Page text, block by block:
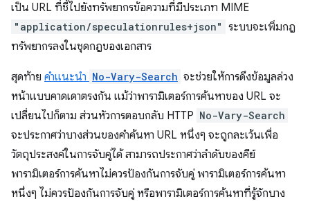
เป็น URL ที่ชี้ไปยังทรัพยากรข้อความที่มีประเภท MIME
"application/speculationrules+json" ระบบจะเพิ่มกฎ
ทรัพยากรลงในชุดกฎของเอกสาร
สุดท้าย คำแนะนำ No-Vary-Search จะช่วยให้การดึงข้อมูลล่วง
หน้าแบบคาดเดาตรงกัน แม้ว่าพารามิเตอร์การค้นหาของ URL จะ
เปลี่ยนไปก็ตาม ส่วนหัวการตอบกลับ HTTP No-Vary-Search
จะประกาศว่าบางส่วนของคำค้นหา URL หนึ่งๆ จะถูกละเว้นเพื่อ
วัตถุประสงค์ในการจับคู่ได้ สามารถประกาศว่าลําดับของคีย์
พารามิเตอร์การค้นหาไม่ควรป้องกันการจับคู่ พารามิเตอร์การค้นหา
หนึ่งๆ ไม่ควรป้องกันการจับคู่ หรือพารามิเตอร์การค้นหาที่รู้จักบาง